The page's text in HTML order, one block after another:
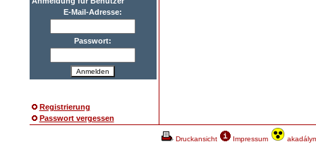
E-Mail-Adresse:
Passwort:
Anmelden
Registrierung
Passwort vergessen
Druckansicht Impressum